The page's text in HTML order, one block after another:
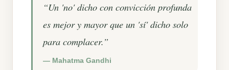
“Un 'no' dicho con convicción profunda
es mejor y mayor que un 'sí' dicho solo
para complacer.”
— Mahatma Gandhi